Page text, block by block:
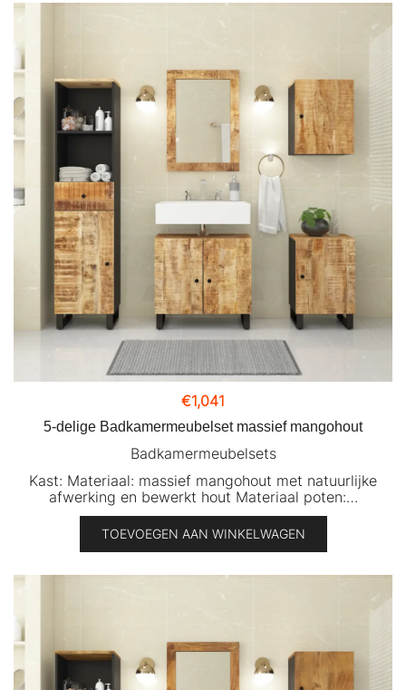
€1,041
5-delige Badkamermeubelset massief mangohout
Badkamermeubelsets
Kast: Materiaal: massief mangohout met natuurlijke
afwerking en bewerkt hout Materiaal poten:…
TOEVOEGEN AAN WINKELWAGEN